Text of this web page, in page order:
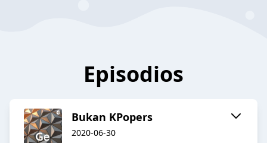
Episodios
Bukan KPopers
2020-06-30